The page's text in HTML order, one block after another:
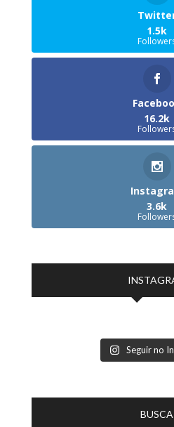
1.5k
16.2k
3.6k
Seguir no
BUSCA